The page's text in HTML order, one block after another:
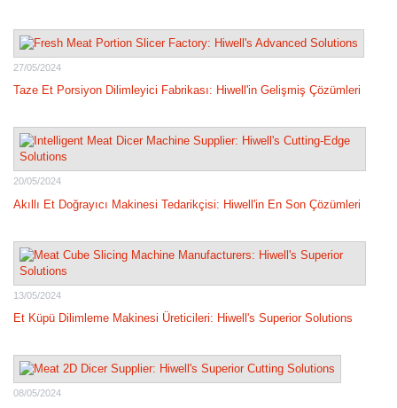
27/05/2024
Taze Et Porsiyon Dilimleyici Fabrikası: Hiwell'in Gelişmiş Çözümleri
20/05/2024
Akıllı Et Doğrayıcı Makinesi Tedarikçisi: Hiwell'in En Son Çözümleri
13/05/2024
Et Küpü Dilimleme Makinesi Üreticileri: Hiwell's Superior Solutions
08/05/2024